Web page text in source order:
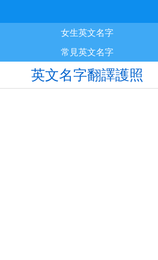
女生英文名字
常見英文名字
英文名字翻譯護照